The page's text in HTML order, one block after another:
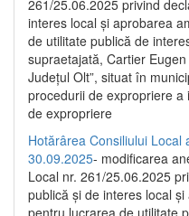
261/25.06.2025 privind
interes local și aprobarea
de utilitate publică de
supraetajată, Cartier
Județul Olt”, situat în
procedurii de expropriere
de expropriere
Hotărârea Consiliului Local
30.09.2025- modificarea
Local nr. 261/25.06.2025
publică şi de interes local
pentru lucrarea de utilitate